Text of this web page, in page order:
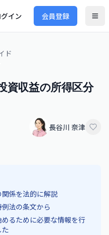
イン 会員登録
ド
資収益の所得区分
長谷川 奈津
係を法的に解説
法の条文から
るために必要な情報を行